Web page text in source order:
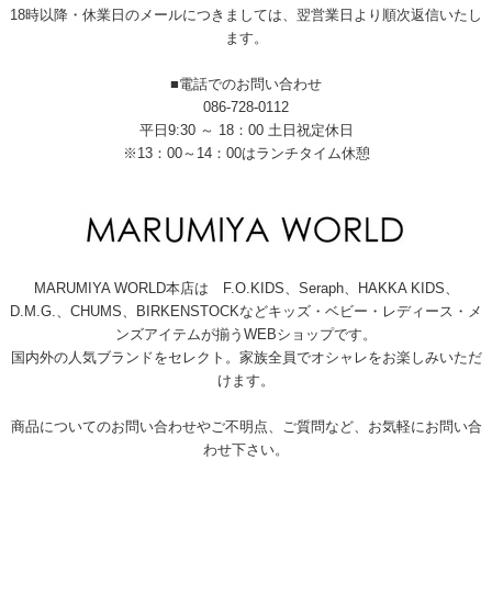
18時以降・休業日のメールにつきましては、翌営業日より順次返信いたし
ます。
■電話でのお問い合わせ
086-728-0112
平日9:30 ～ 18：00 土日祝定休日
※13：00～14：00はランチタイム休憩
MARUMIYA WORLD本店は F.O.KIDS、Seraph、HAKKA KIDS、
D.M.G.、CHUMS、BIRKENSTOCKなどキッズ・ベビー・レディース・メ
ンズアイテムが揃うWEBショップです。
国内外の人気ブランドをセレクト。家族全員でオシャレをお楽しみいただ
けます。
商品についてのお問い合わせやご不明点、ご質問など、お気軽にお問い合
わせ下さい。